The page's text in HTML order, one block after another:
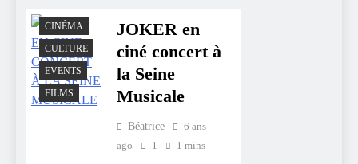
CINÉMA
CULTURE
EVENTS
FILMS
JOKER en
ciné concert à
la Seine
Musicale
Béatrice
6 ans
ago
1 1 mins